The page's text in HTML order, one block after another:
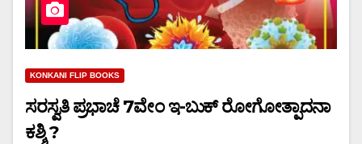
KONKANI FLIP BOOKS
ಸರಸ್ವತಿ ಪ್ರಭಾಚೆ 7ವೇಂ ಇ-ಬುಕ್ ರೋಗೋತ್ಪಾದನಾ
ಕಶ್ಶಿ ?